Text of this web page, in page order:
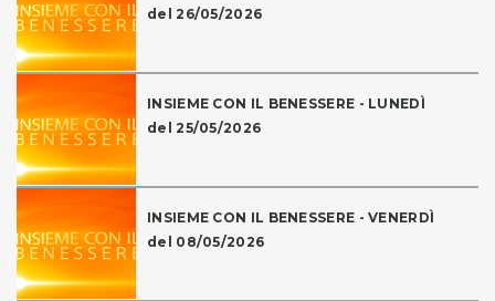
del 26/05/2026
INSIEME CON IL BENESSERE - LUNEDÌ
del 25/05/2026
INSIEME CON IL BENESSERE - VENERDÌ
del 08/05/2026